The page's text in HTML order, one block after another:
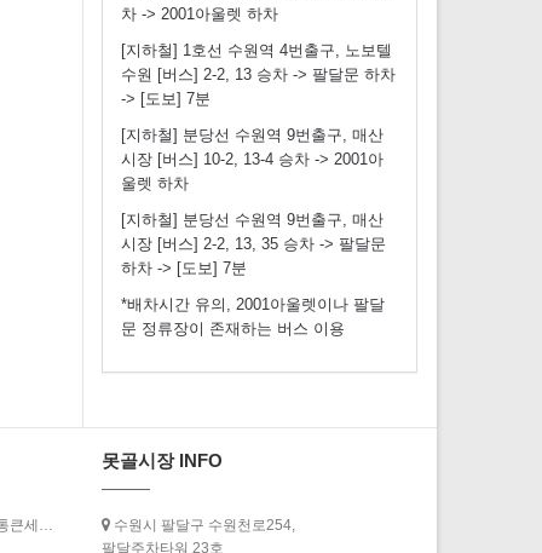
차 -> 2001아울렛 하차
[지하철] 1호선 수원역 4번출구, 노보텔
수원 [버스] 2-2, 13 승차 -> 팔달문 하차
-> [도보] 7분
[지하철] 분당선 수원역 9번출구, 매산
시장 [버스] 10-2, 13-4 승차 -> 2001아
울렛 하차
[지하철] 분당선 수원역 9번출구, 매산
시장 [버스] 2-2, 13, 35 승차 -> 팔달문
하차 -> [도보] 7분
*배차시간 유의, 2001아울렛이나 팔달
문 정류장이 존재하는 버스 이용
못골시장 INFO
수원시 팔달구 수원천로254,
팔달주차타워 23호